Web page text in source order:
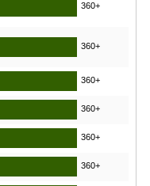
360+
360+
360+
360+
360+
360+